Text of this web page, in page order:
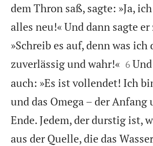
dem Thron saß, sagte: »Ja,
alles neu!« Und dann sagte
»Schreib es auf, denn was ich
zuverlässig und wahr!« 

6
auch: »Es ist vollendet! Ich
und das Omega – der Anfang
Ende. Jedem, der durstig ist,
aus der Quelle, die das